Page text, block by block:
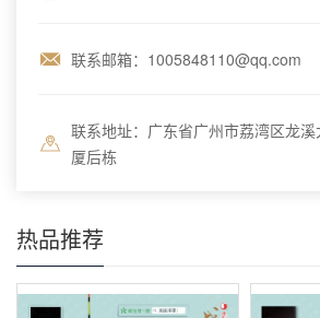
联系邮箱：1005848110@qq.com
联系地址：广东省广州市荔湾区龙
厦后栋
热品推荐